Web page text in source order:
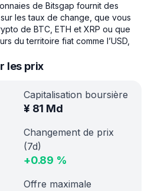
de Bitsgap fournit des
les taux de change, que vous
de BTC, ETH et XRP ou que
du territoire fiat comme l’USD,
les prix
Capitalisation boursière
¥ 81 Md
Changement de prix
(7d)
+0.89 %
Offre maximale